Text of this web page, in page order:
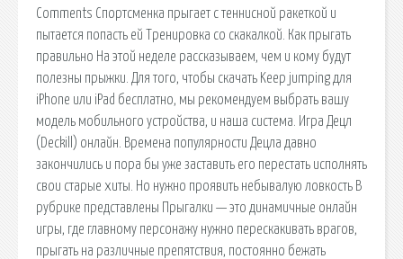
Comments Спортсменка прыгает с теннисной ракеткой и
пытается попасть ей Тренировка со скакалкой. Как прыгать
правильно На этой неделе рассказываем, чем и кому будут
полезны прыжки. Для того, чтобы скачать Keep jumping для
iPhone или iPad бесплатно, мы рекомендуем выбрать вашу
модель мобильного устройства, и наша система. Игра Децл
(Deckill) онлайн. Времена популярности Децла давно
закончились и пора бы уже заставить его перестать исполнять
свои старые хиты. Но нужно проявить небывалую ловкость В
рубрике представлены Прыгалки — это динамичные онлайн
игры, где главному персонажу нужно перескакивать врагов,
прыгать на различные препятствия, постоянно бежать